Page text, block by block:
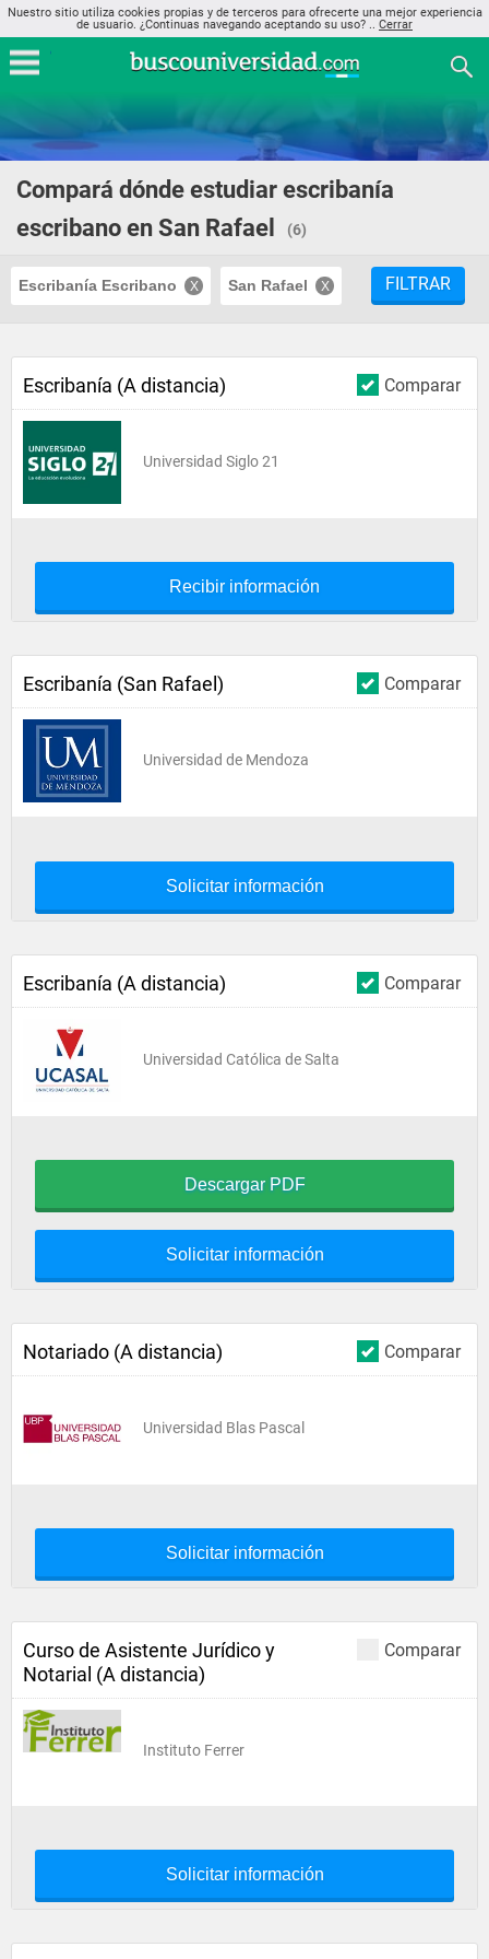
Nuestro sitio utiliza cookies propias y de terceros para ofrecerte una mejor experiencia
de usuario. ¿Continuas navegando aceptando su uso? .. Cerrar
Compará dónde estudiar escribanía
escribano en San Rafael
(6)
Escribanía Escribano San Rafael FILTRAR
Comparar
Escribanía (A distancia)
Universidad Siglo 21
Recibir información
Comparar
Escribanía (San Rafael)
Universidad de Mendoza
Solicitar información
Comparar
Escribanía (A distancia)
Universidad Católica de Salta
Descargar PDF
Solicitar información
Comparar
Notariado (A distancia)
Universidad Blas Pascal
Solicitar información
Comparar
Curso de Asistente Jurídico y
Notarial (A distancia)
Instituto Ferrer
Solicitar información